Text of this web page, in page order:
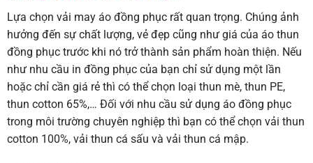
Lựa chọn vải may áo đồng phục rất quan trọng. Chúng ảnh
hưởng đến sự chất lượng, vẻ đẹp cũng như giá của áo thun
đồng phục trước khi nó trở thành sản phẩm hoàn thiện. Nếu
như nhu cầu in đồng phục của bạn chỉ sử dụng một lần
hoặc chỉ cần giá rẻ thì có thể chọn loại thun mè, thun PE,
thun cotton 65%,… Đối với nhu cầu sử dụng áo đồng phục
trong môi trường chuyên nghiệp thì bạn có thể chọn vải thun
cotton 100%, vải thun cá sấu và vải thun cá mập.